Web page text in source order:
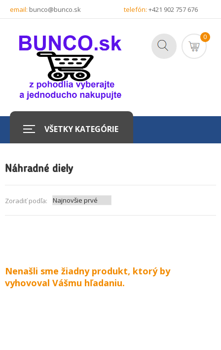
email: bunco@bunco.sk telefón: +421 902 757 676
0
VŠETKY KATEGÓRIE
Náhradné diely
Zoradiť podľa:
Nenašli sme žiadny produkt, ktorý by
vyhovoval Vášmu hľadaniu.